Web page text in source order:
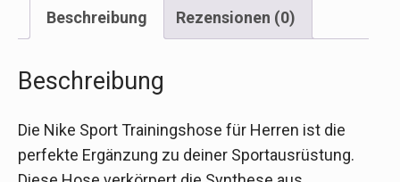
Beschreibung Rezensionen (0)
Beschreibung
Die Nike Sport Trainingshose für Herren ist die
perfekte Ergänzung zu deiner Sportausrüstung.